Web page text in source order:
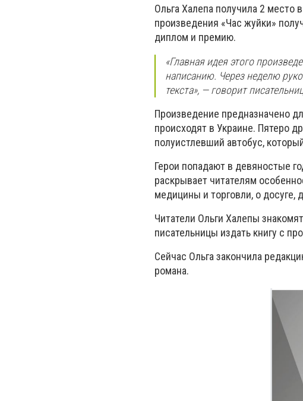
Ольга Халепа получила 2 место
произведения «Час жуйки»
диплом и премию.
«Главная идея этого
написанию. Через неделю
текста», — говорит
Произведение предназначено
происходят в Украине. Пятеро
полуистлевший автобус,
Герои попадают в девяностые
раскрывает читателям
медицины и торговли, о досуге,
Читатели Ольги Халепы
писательницы издать книгу с
Сейчас Ольга закончила
романа.